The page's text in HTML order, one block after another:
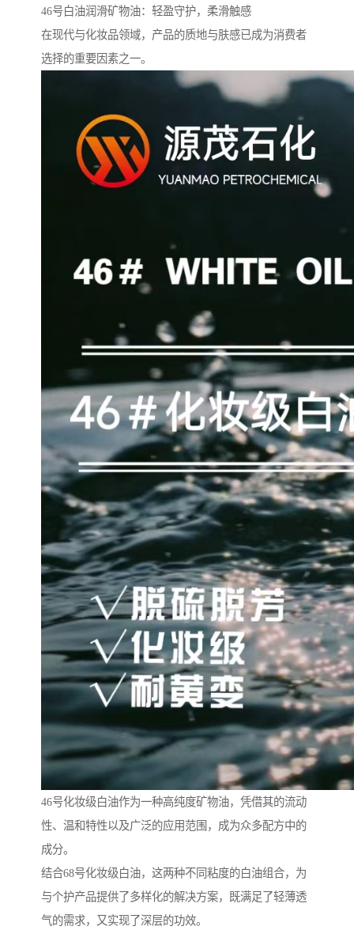
46号白油润滑矿物油：轻盈守护，柔滑触感
在现代与化妆品领域，产品的质地与肤感已成为消费者
选择的重要因素之一。
46号化妆级白油作为一种高纯度矿物油，凭借其的流动
性、温和特性以及广泛的应用范围，成为众多配方中的
成分。
结合68号化妆级白油，这两种不同粘度的白油组合，为
与个护产品提供了多样化的解决方案，既满足了轻薄透
气的需求，又实现了深层的功效。